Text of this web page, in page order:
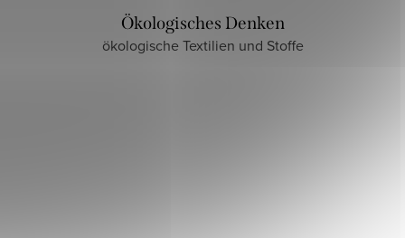
Ökologisches Denken
ökologische Textilien und Stoffe